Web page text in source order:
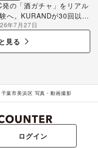
発の「酒ガチャ」をリアル
へ。KURANDが30回以上
ップアップ出店で届け
“新しいお酒との出会い”
年7月27日
見る
千葉市美浜区 写真・動画撮影
ログイン